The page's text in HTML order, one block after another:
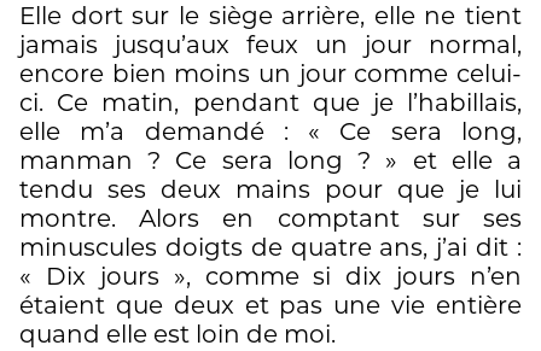
Elle dort sur le siège arrière, elle ne tient
jamais jusqu’aux feux un jour normal,
encore bien moins un jour comme celui-
ci. Ce matin, pendant que je l’habillais,
elle m’a demandé : « Ce sera long,
manman ? Ce sera long ? » et elle a
tendu ses deux mains pour que je lui
montre. Alors en comptant sur ses
minuscules doigts de quatre ans, j’ai dit :
« Dix jours », comme si dix jours n’en
étaient que deux et pas une vie entière
quand elle est loin de moi.